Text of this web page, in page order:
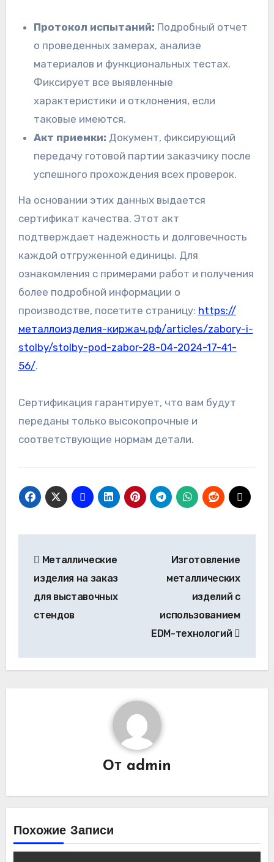
Протокол испытаний: Подробный отчет
о проведенных замерах, анализе
материалов и функциональных тестах.
Фиксирует все выявленные
характеристики и отклонения, если
таковые имеются.
Акт приемки: Документ, фиксирующий
передачу готовой партии заказчику после
успешного прохождения всех проверок.
На основании этих данных выдается
сертификат качества. Этот акт
подтверждает надежность и долговечность
каждой отгруженной единицы. Для
ознакомления с примерами работ и получения
более подробной информации о
производстве, посетите страницу: https://
металлоизделия-киржач.рф/articles/zabory-i-
stolby/stolby-pod-zabor-28-04-2024-17-41-
56/.
Сертификация гарантирует, что вам будут
переданы только высокопрочные и
соответствующие нормам детали.
по
записям
Металлические
изделия на заказ
для выставочных
стендов
Изготовление
металлических
изделий с
использованием
EDM-технологий
От admin
Похожие Записи